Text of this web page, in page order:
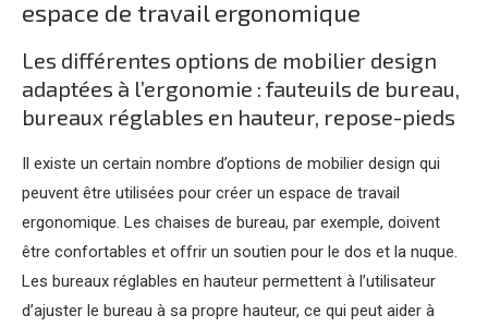
espace de travail ergonomique
Les différentes options de mobilier design
adaptées à l’ergonomie : fauteuils de bureau,
bureaux réglables en hauteur, repose-pieds
Il existe un certain nombre d’options de mobilier design qui
peuvent être utilisées pour créer un espace de travail
ergonomique. Les chaises de bureau, par exemple, doivent
être confortables et offrir un soutien pour le dos et la nuque.
Les bureaux réglables en hauteur permettent à l’utilisateur
d’ajuster le bureau à sa propre hauteur, ce qui peut aider à